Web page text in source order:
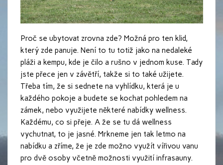
Proč se ubytovat zrovna zde? Možná pro ten klid,
který zde panuje. Není to tu totiž jako na nedaleké
pláži a kempu, kde je čilo a rušno v jednom kuse. Tady
jste přece jen v závětří, takže si to také užijete.
Třeba tím, že si sednete na vyhlídku, která je u
každého pokoje a budete se kochat pohledem na
zámek, nebo využijete některé nabídky wellness.
Každému, co si přeje. A že se tu dá wellness
vychutnat, to je jasné. Mrkneme jen tak letmo na
nabídku a zříme, že je zde možno využít vířivou vanu
pro dvě osoby včetně možnosti využití infrasauny.